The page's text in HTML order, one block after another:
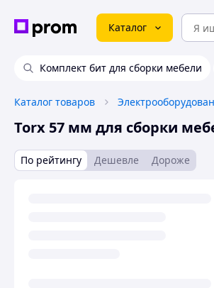
Каталог
Комплект бит для сборки мебели
Каталог товаров
Torx 57 мм для сборки
По рейтингу Дешевле Дороже